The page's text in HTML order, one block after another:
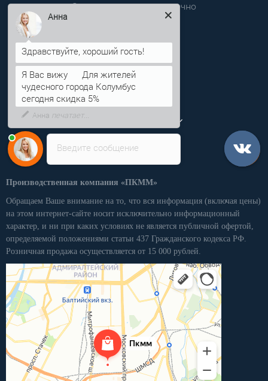
Звоните нам круглосуточно
Информация
Категории
Личный кабинет
Производственная компания «ПКММ»
Обращаем Ваше внимание на то, что вся информация (включая цены)
на этом интернет-сайте носит исключительно информационный
характер, и ни при каких условиях не является публичной офертой,
определяемой положениями статьи 437 Гражданского кодекса РФ.
Розничная продажа осуществляется от 15 000 рублей.
Введите сообщение
Здравствуйте, хороший гость!
Я Вас вижу
Для жителей
чудесного города Колумбус
сегодня скидка 5%